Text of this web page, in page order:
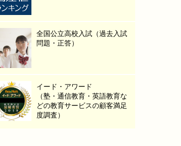
全国公立高校入試（過去入試
問題・正答）
イード・アワード
（塾・通信教育・英語教育な
どの教育サービスの顧客満足
度調査）